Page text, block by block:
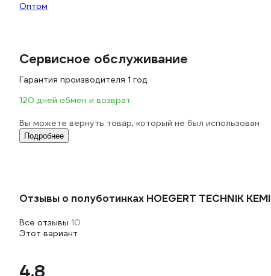
Оптом
Сервисное обслуживание
Гарантия производителя 1 год
120 дней обмен и возврат
Вы можете вернуть товар, который не был использован
Подробнее
Отзывы о полуботинках HOEGERT TECHNIK
Все отзывы 10
Этот вариант
4.8